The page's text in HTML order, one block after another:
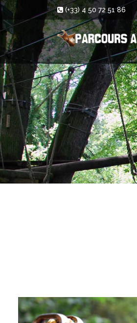
(+33) 4 50 72 51 86